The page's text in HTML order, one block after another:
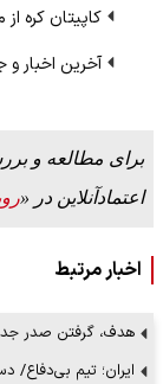
کاپیتان کره
آخرین اخبار و
برای مطالعه و
اعتمادآنلاین در «
اخبار مرتبط
هدف، گرفتن صدر
ایران؛ تیم بی‌دفاع/